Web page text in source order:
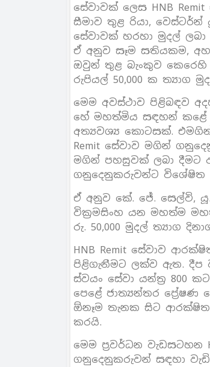
සේවාවක් ලෙස HNB
සීමාව තුළ රියා, වෙස්ටර්න්
සේවාවක් හරහා මුදල්
ඒ අනුව සෑම සතියකම,
ඔවුන් තුළ බැංකුව
රුපියල් 50,000 ක ත්‍යාග
මෙම අවස්ථාව පිළිබඳව
හේ මහත්මිය සඳහන් කළේ
අත්‍යවශ්‍ය කොටසක්.
Remit සේවාව මගින්
මගින් පහසුවක් ලබා දීමට
ගනුදෙනුකරුවන්ට විශේෂිත
ඒ අනුව කේ. ජේ. සෙල්වි,
වික්‍රමසිංහ යන මහත්ම
රු. 50,000 මුදල් ත්‍යාග
HNB Remit සේවාව
පිළිගැනීමට ලක්ව ඇත. දීප
ස්වයං සේවා යන්ත්‍ර 800
පෙළේ ජාත්‍යන්තර
ඕනෑම තැනක සිට
කරයි.
මෙම ප්‍රවර්ධන
ගනුදෙනුකරුවන් සඳහා